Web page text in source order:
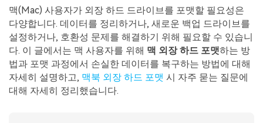
무료 체험
리커버릿 무료 버전
분실/삭제된 데이터 무료 복구
기타
더 많은 솔루션 찾기
복구 솔루션
삭제된 파일 복구
데이터 손실 시나리오
search
맥(Mac) 사용자가 외장 하드 드라이브를 포맷할 필요성은
다양합니다. 데이터를 정리하거나, 새로운 백업 드라이브를
설정하거나, 호환성 문제를 해결하기 위해 필요할 수 있습니
다. 이 글에서는 맥 사용자를 위해 맥 외장 하드 포맷하는 방
법과 포맷 과정에서 손실한 데이터를 복구하는 방법에 대해
자세히 설명하고, 맥북 외장 하드 포맷 시 자주 묻는 질문에
대해 자세히 정리했습니다.